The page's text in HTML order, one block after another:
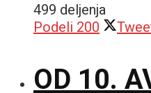
499 deljenja
Podeli 200
OD 10.